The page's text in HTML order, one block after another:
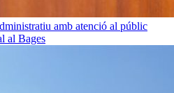
amb atenció al públic
al Bages